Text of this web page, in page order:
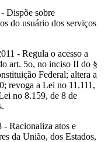
Dispõe sobre
do usuário dos serviços
- Regula o acesso a
art. 5o, no inciso II do §
Federal; altera a
revoga a Lei no 11.111,
no 8.159, de 8 de
- Racionaliza atos e
da União, dos Estados,